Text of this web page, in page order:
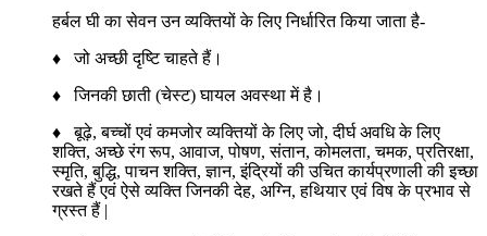
हर्बल घी का सेवन उन व्यक्तियों के लिए निर्धारित किया जाता है-
♦ जो अच्छी दृष्टि चाहते हैं।
♦ जिनकी छाती (चेस्ट) घायल अवस्था में है।
♦ बूढ़े, बच्चों एवं कमजोर व्यक्तियों के लिए जो, दीर्घ अवधि के लिए
शक्ति, अच्छे रंग रूप, आवाज, पोषण, संतान, कोमलता, चमक, प्रतिरक्षा,
स्मृति, बुद्धि, पाचन शक्ति, ज्ञान, इंद्रियों की उचित कार्यप्रणाली की इच्छा
रखते हैं एवं ऐसे व्यक्ति जिनकी देह, अग्नि, हथियार एवं विष के प्रभाव से
ग्रस्त हैं |